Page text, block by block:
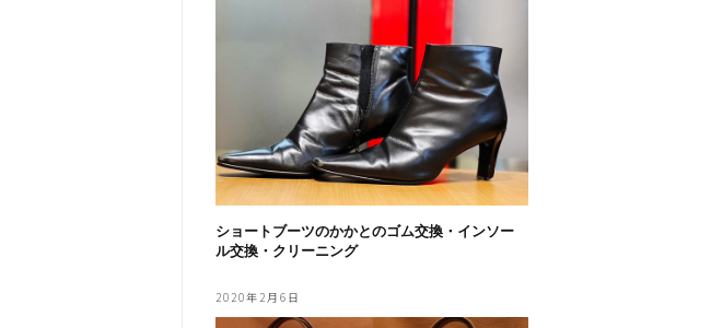
ショートブーツのかかとのゴム交換・インソー
ル交換・クリーニング
2020年2月6日